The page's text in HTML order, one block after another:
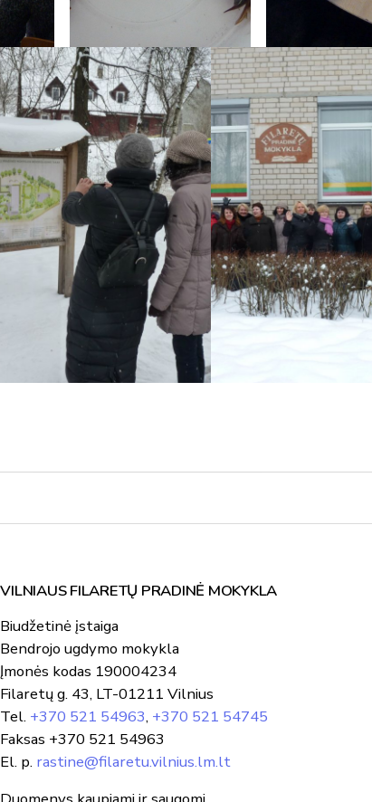
VILNIAUS FILARETŲ PRADINĖ MOKYKLA
Biudžetinė įstaiga
Bendrojo ugdymo mokykla
Įmonės kodas 190004234
Filaretų g. 43, LT-01211 Vilnius
Tel. +370 521 54963, +370 521 54745
Faksas +370 521 54963
El. p. rastine@filaretu.vilnius.lm.lt